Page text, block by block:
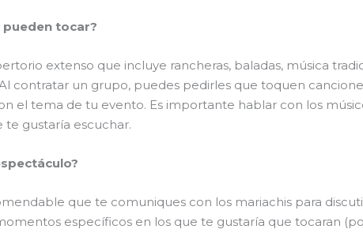
pueden tocar?
extenso que incluye rancheras, baladas, música
contratar un grupo, puedes pedirles que toquen
el tema de tu evento. Es importante hablar con los
te gustaría escuchar.
que te comuniques con los mariachis para
específicos en los que te gustaría que tocaran